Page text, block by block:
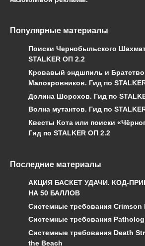
Популярные материалы
Поиски Чернобыльского
STALKER ОП 2.2
Кровавый эндшпиль и Братство
Малокровников. Гид по
Долина Шорохов. Гид по
Волна мутантов. Гид по
Квесты Кота или поиски
Гид по STALKER ОП 2.2
Последние материалы
АКЦИЯ БАСКЕТ УДАЧИ. КОД-
НА 50 БАЛЛОВ
Системные требования Crimson
Системные требования
Системные требования Death
the Beach